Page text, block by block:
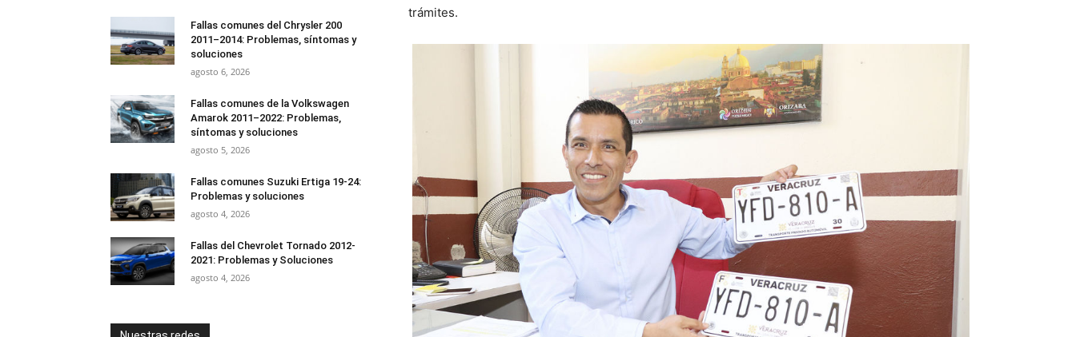
trámites.
Fallas comunes del Chrysler 200
2011–2014: Problemas, síntomas y
soluciones
agosto 6, 2026
Fallas comunes de la Volkswagen
Amarok 2011–2022: Problemas,
síntomas y soluciones
agosto 5, 2026
Fallas comunes Suzuki Ertiga 19-24:
Problemas y soluciones
agosto 4, 2026
Fallas del Chevrolet Tornado 2012-
2021: Problemas y Soluciones
agosto 4, 2026